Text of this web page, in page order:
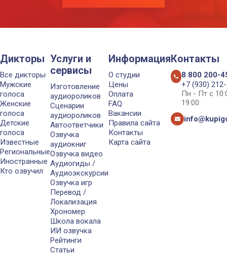
Дикторы
Все дикторы
Мужские
голоса
Женские
голоса
Детские
голоса
Известные
Региональные
Иностранные
Кто озвучил
Услуги и
сервисы
Изготовление
аудиороликов
Сценарии
аудиороликов
Автоответчики
Озвучка
аудиокниг
Озвучка видео
Аудиогиды /
Аудиоэкскурсии
Озвучка игр
Перевод /
Локализация
Хрономер
Школа вокала
ИИ озвучка
Рейтинги
Статьи
Информация
О студии
Цены
Оплата
FAQ
Вакансии
Правила сайта
Контакты
Карта сайта
Контакты
8 800 200-
+7 (930)
Пн - Пт с
19:00